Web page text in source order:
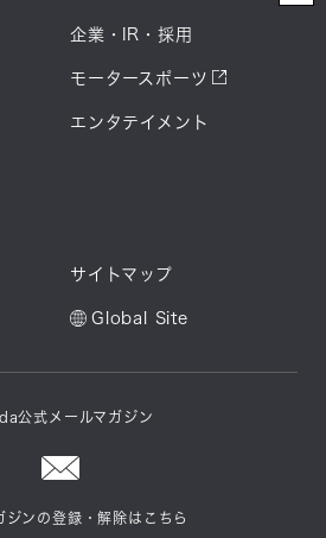
企業・IR・採用
モータースポーツ
エンタテイメント
サイトマップ
Global Site
公式メールマガジン
ジンの登録・解除はこちら